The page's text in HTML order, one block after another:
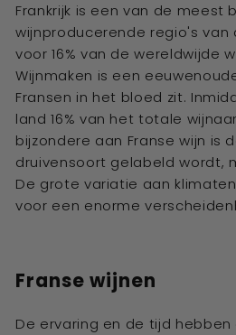
Frankrijk is een van de meest
wijnproducerende regio's van
voor 16% van de wereldwijde
Wijnmaken is een
Fransen in het bloed zit.
land 16% van het totale
bijzondere aan Franse wijn is
druivensoort gelabeld wordt,
De grote variatie aan
voor een enorme
Franse wijnen
De ervaring en de tijd